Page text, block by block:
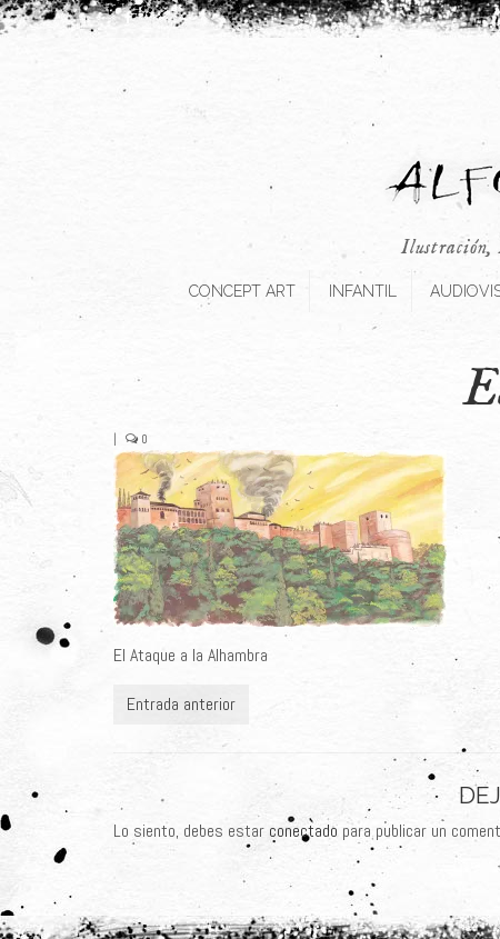
Ilustración,
CONCEPT ART INFANTIL
0
El Ataque a la Alhambra
Entrada anterior
Lo siento, debes estar conectado para publicar un